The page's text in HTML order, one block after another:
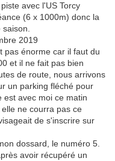
avec l'US Torcy
(6 x 1000m) donc la
2019
pas énorme car il faut du
et il ne fait pas bien
de route, nous arrivons
un parking fléché pour
est avec moi ce matin
ne courra pas ce
de s'inscrire sur
dossard, le numéro 5.
avoir récupéré un